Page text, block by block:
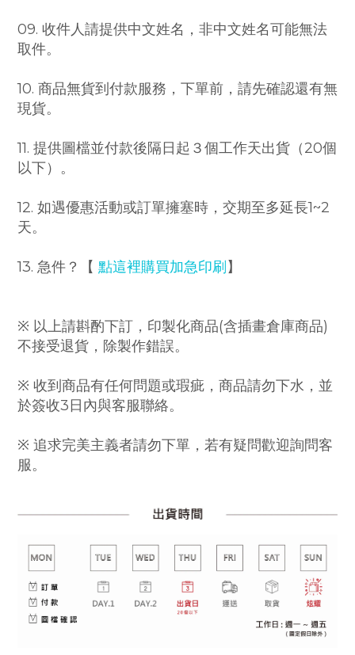
09. 收件人請提供中文姓名，非中文姓名可能無法
取件。
10. 商品無貨到付款服務，下單前，請先確認還有無
現貨。
11. 提供圖檔並付款後隔日起３個工作天出貨（20個
以下）。
12. 如遇優惠活動或訂單擁塞時，交期至多延長1~2
天。
13. 急件？【 點這裡購買加急印刷 】
※ 以上請斟酌下訂，印製化商品(含插畫倉庫商品)
不接受退貨，除製作錯誤。
※ 收到商品有任何問題或瑕疵，商品請勿下水，並
於簽收3日內與客服聯絡。
※ 追求完美主義者請勿下單，若有疑問歡迎詢問客
服。